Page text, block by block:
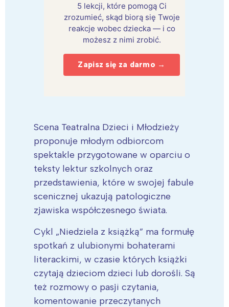
5 lekcji, które pomogą Ci
zrozumieć, skąd biorą się Twoje
reakcje wobec dziecka — i co
możesz z nimi zrobić.
Zapisz się za darmo →
Scena Teatralna Dzieci i Młodzieży
proponuje młodym odbiorcom
spektakle przygotowane w oparciu o
teksty lektur szkolnych oraz
przedstawienia, które w swojej fabule
scenicznej ukazują patologiczne
zjawiska współczesnego świata.
Cykl „Niedziela z książką” ma formułę
spotkań z ulubionymi bohaterami
literackimi, w czasie których książki
czytają dzieciom dzieci lub dorośli. Są
też rozmowy o pasji czytania,
komentowanie przeczytanych